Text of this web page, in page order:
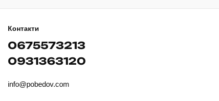
Контакти
0675573213
0931363120
info@pobedov.com